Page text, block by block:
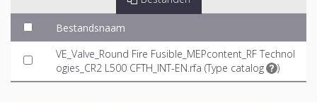
Bestandsnaam
VE_Valve_Round Fire Fusible_MEPcontent_RF Technol
ogies_CR2 L500 CFTH_INT-EN.rfa (Type catalog )